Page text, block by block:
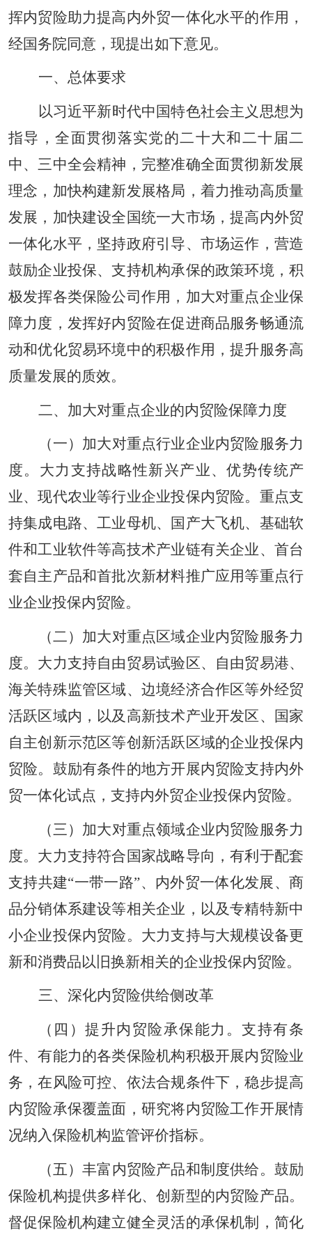
挥内贸险助力提高内外贸一体化水平的作用，
经国务院同意，现提出如下意见。
一、总体要求
以习近平新时代中国特色社会主义思想为
指导，全面贯彻落实党的二十大和二十届二
中、三中全会精神，完整准确全面贯彻新发展
理念，加快构建新发展格局，着力推动高质量
发展，加快建设全国统一大市场，提高内外贸
一体化水平，坚持政府引导、市场运作，营造
鼓励企业投保、支持机构承保的政策环境，积
极发挥各类保险公司作用，加大对重点企业保
障力度，发挥好内贸险在促进商品服务畅通流
动和优化贸易环境中的积极作用，提升服务高
质量发展的质效。
二、加大对重点企业的内贸险保障力度
（一）加大对重点行业企业内贸险服务力
度。大力支持战略性新兴产业、优势传统产
业、现代农业等行业企业投保内贸险。重点支
持集成电路、工业母机、国产大飞机、基础软
件和工业软件等高技术产业链有关企业、首台
套自主产品和首批次新材料推广应用等重点行
业企业投保内贸险。
（二）加大对重点区域企业内贸险服务力
度。大力支持自由贸易试验区、自由贸易港、
海关特殊监管区域、边境经济合作区等外经贸
活跃区域内，以及高新技术产业开发区、国家
自主创新示范区等创新活跃区域的企业投保内
贸险。鼓励有条件的地方开展内贸险支持内外
贸一体化试点，支持内外贸企业投保内贸险。
（三）加大对重点领域企业内贸险服务力
度。大力支持符合国家战略导向，有利于配套
支持共建“一带一路”、内外贸一体化发展、商
品分销体系建设等相关企业，以及专精特新中
小企业投保内贸险。大力支持与大规模设备更
新和消费品以旧换新相关的企业投保内贸险。
三、深化内贸险供给侧改革
（四）提升内贸险承保能力。支持有条
件、有能力的各类保险机构积极开展内贸险业
务，在风险可控、依法合规条件下，稳步提高
内贸险承保覆盖面，研究将内贸险工作开展情
况纳入保险机构监管评价指标。
（五）丰富内贸险产品和制度供给。鼓励
保险机构提供多样化、创新型的内贸险产品。
督促保险机构建立健全灵活的承保机制，简化